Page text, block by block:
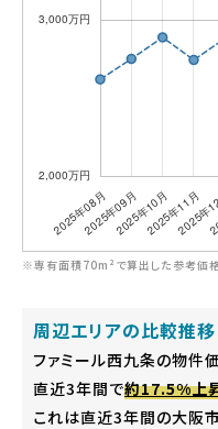
※専有面積70m²で算出した参考価
周辺エリアの比較推移
ファミール西九条の物件
直近3年間で約17.5%上
これは直近3年間の大阪